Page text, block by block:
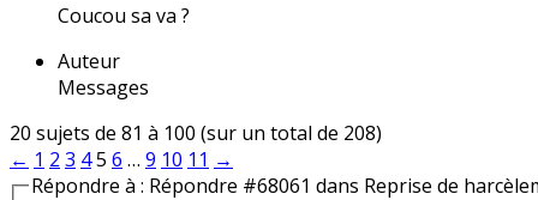
Coucou sa va ?
Auteur
Messages
20 sujets de 81 à 100 (sur un total de 208)
← 1 2 3 45 6 … 9 10 11 →
Répondre à : Répondre #68061 dans Reprise de